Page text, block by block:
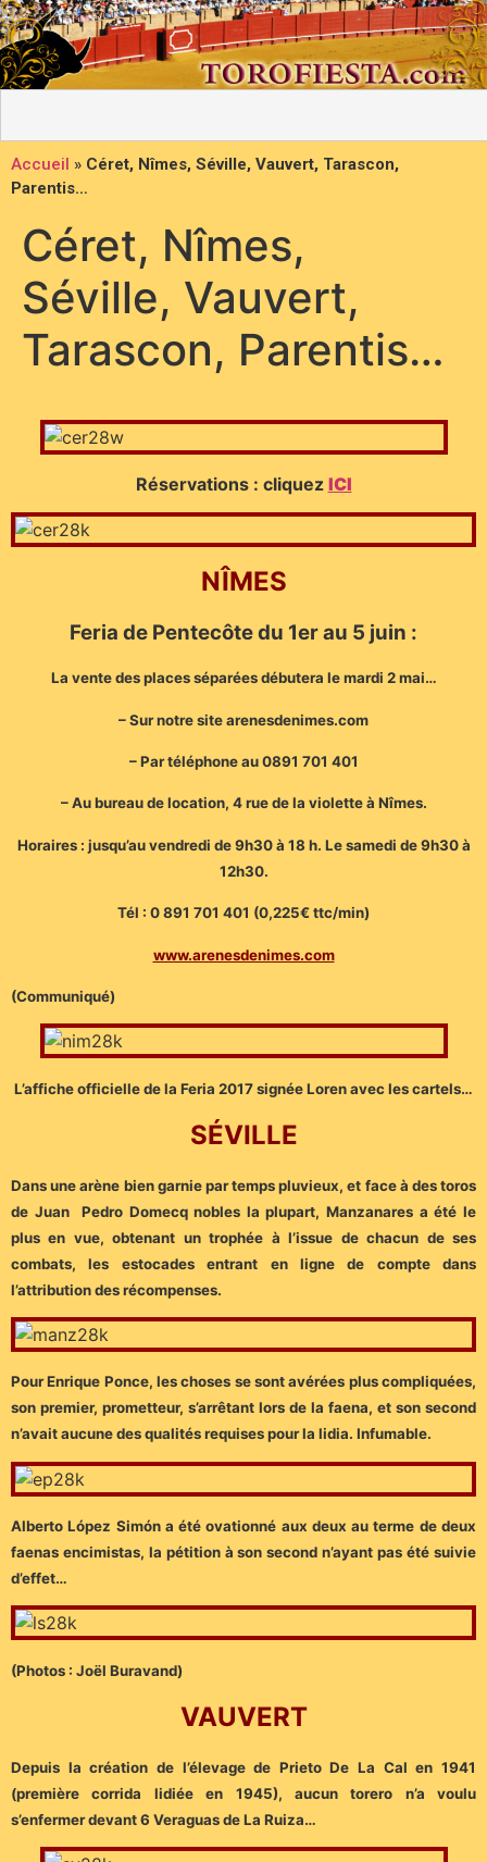
Accueil » Céret, Nîmes, Séville, Vauvert, Tarascon,
Parentis…
Céret, Nîmes,
Séville, Vauvert,
Tarascon, Parentis…
Réservations : cliquez ICI
NÎMES
Feria de Pentecôte du 1er au 5 juin :
La vente des places séparées débutera le mardi 2 mai…
– Sur notre site arenesdenimes.com
– Par téléphone au 0891 701 401
– Au bureau de location, 4 rue de la violette à Nîmes.
Horaires : jusqu’au vendredi de 9h30 à 18 h. Le samedi de 9h30 à
12h30.
Tél : 0 891 701 401 (0,225€ ttc/min)
www.arenesdenimes.com
(Communiqué)
L’affiche officielle de la Feria 2017 signée Loren avec les cartels…
SÉVILLE
Dans une arène bien garnie par temps pluvieux, et face à des toros
de Juan Pedro Domecq nobles la plupart, Manzanares a été le
plus en vue, obtenant un trophée à l’issue de chacun de ses
combats, les estocades entrant en ligne de compte dans
l’attribution des récompenses.
Pour Enrique Ponce, les choses se sont avérées plus compliquées,
son premier, prometteur, s’arrêtant lors de la faena, et son second
n’avait aucune des qualités requises pour la lidia. Infumable.
Alberto López Simón a été ovationné aux deux au terme de deux
faenas encimistas, la pétition à son second n’ayant pas été suivie
d’effet…
(Photos : Joël Buravand)
VAUVERT
Depuis la création de l’élevage de Prieto De La Cal en 1941
(première corrida lidiée en 1945), aucun torero n’a voulu
s’enfermer devant 6 Veraguas de La Ruiza…